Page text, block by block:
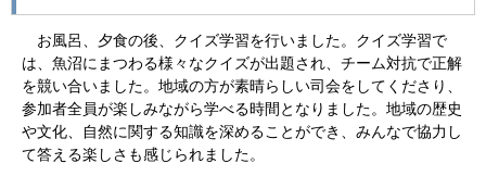
お風呂、夕食の後、クイズ学習を行いました。クイズ学習で
は、魚沼にまつわる様々なクイズが出題され、チーム対抗で正解
を競い合いました。地域の方が素晴らしい司会をしてくださり、
参加者全員が楽しみながら学べる時間となりました。地域の歴史
や文化、自然に関する知識を深めることができ、みんなで協力し
て答える楽しさも感じられました。